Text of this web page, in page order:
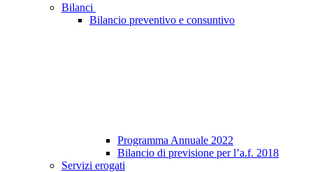
Bilanci
Bilancio preventivo e consuntivo
Programma Annuale 2022
Bilancio di previsione per l’a.f. 2018
Servizi erogati